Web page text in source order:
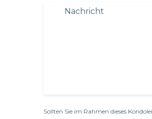
Sollten Sie im Rahmen dieses